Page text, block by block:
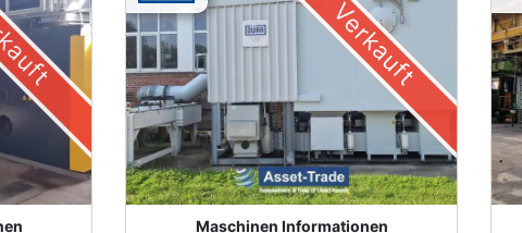
Verkauft
Maschinen Informationen